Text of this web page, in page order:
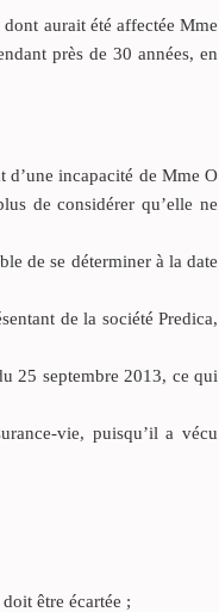
aurait été affectée Mme
près de 30 années, en
incapacité de Mme O
de considérer qu’elle ne
de se déterminer à la date
de la société Predica,
25 septembre 2013, ce qui
vie, puisqu’il a vécu
être écartée ;